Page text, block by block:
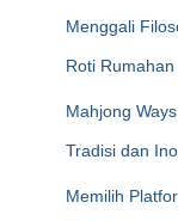
Menggali
Roti Rumahan
Mahjong
Tradisi dan
Memilih